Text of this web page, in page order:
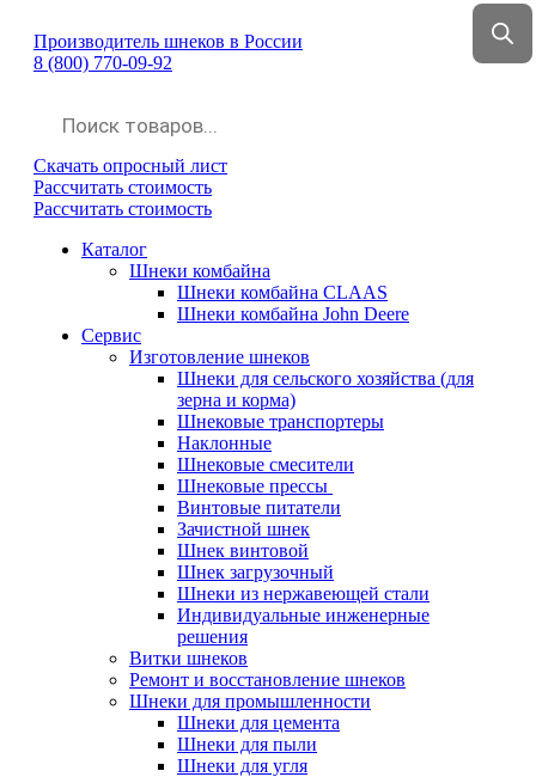
Производитель шнеков в России
8 (800) 770-09-92
товаров
Скачать опросный лист
Рассчитать стоимость
Рассчитать стоимость
Каталог
Шнеки комбайна
Шнеки комбайна CLAAS
Шнеки комбайна John Deere
Сервис
Изготовление шнеков
Шнеки для сельского хозяйства (для
зерна и корма)
Шнековые транспортеры
Наклонные
Шнековые смесители
Шнековые прессы
Винтовые питатели
Зачистной шнек
Шнек винтовой
Шнек загрузочный
Шнеки из нержавеющей стали
Индивидуальные инженерные
решения
Витки шнеков
Ремонт и восстановление шнеков
Шнеки для промышленности
Шнеки для цемента
Шнеки для пыли
Шнеки для угля